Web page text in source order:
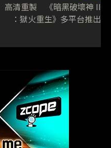
高清重製 《暗黑破壞神 II
：獄火重生》多平台推出